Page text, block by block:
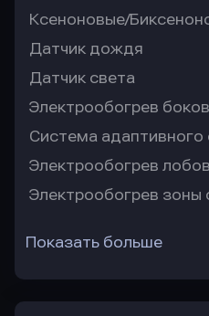
Ксеноновые/
Датчик дождя
Датчик света
Электрообогрев
Система
Электрообогрев
Электрообогрев зоны
Показать больше